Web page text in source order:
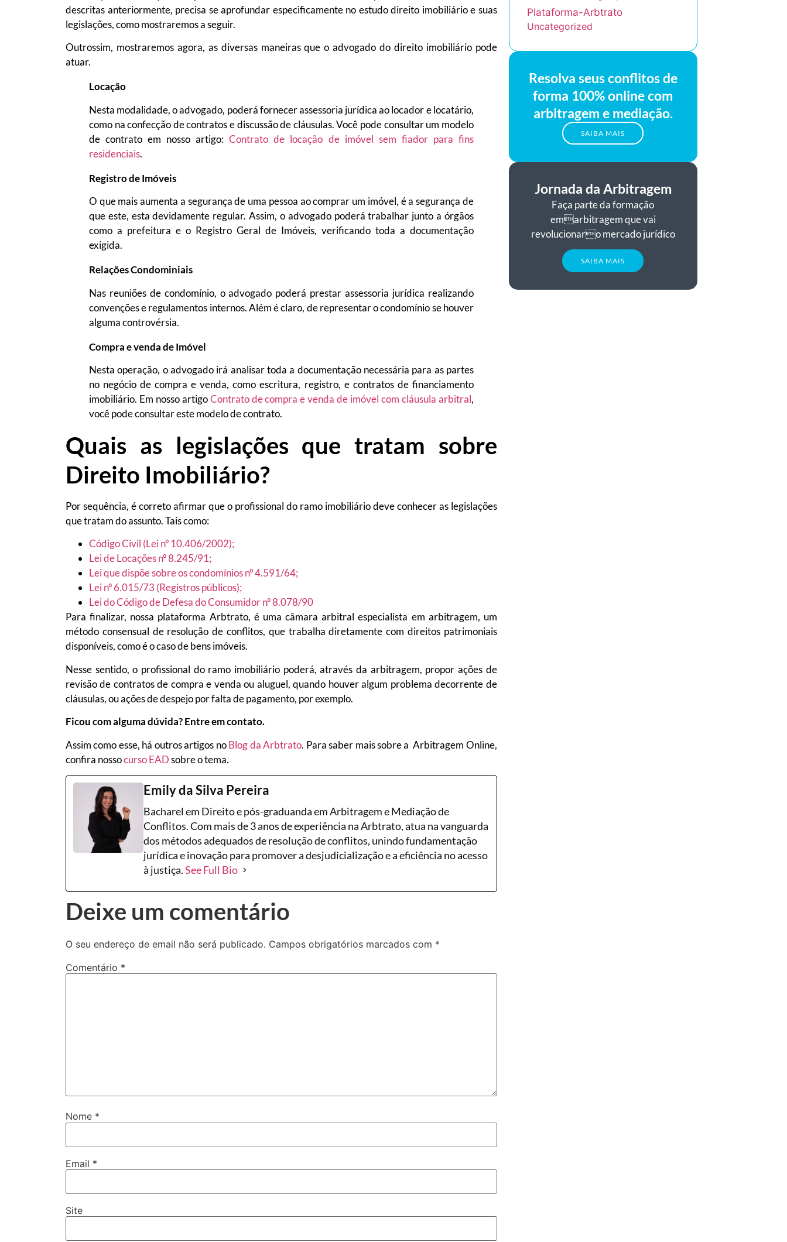
descritas anteriormente, precisa se aprofundar especificamente no estudo direito imobiliário e suas
legislações, como mostraremos a seguir.
Outrossim, mostraremos agora, as diversas maneiras que o advogado do direito imobiliário pode
atuar.
Locação
Nesta modalidade, o advogado, poderá fornecer assessoria jurídica ao locador e locatário,
como na confecção de contratos e discussão de cláusulas. Você pode consultar um modelo
de contrato em nosso artigo:Contrato de locação de imóvel sem fiador para fins
residenciais.
Registro de Imóveis
O que mais aumenta a segurança de uma pessoa ao comprar um imóvel, é a segurança de
que este, esta devidamente regular. Assim, o advogado poderá trabalhar junto a órgãos
como a prefeitura e o Registro Geral de Imóveis, verificando toda a documentação
exigida.
Relações Condominiais
Nas reuniões de condomínio, o advogado poderá prestar assessoria jurídica realizando
convenções e regulamentos internos. Além é claro, de representar o condomínio se houver
alguma controvérsia.
Compra e venda de Imóvel
Nesta operação, o advogado irá analisar toda a documentação necessária para as partes
no negócio de compra e venda, como escritura, registro, e contratos de financiamento
imobiliário. Em nosso artigoContrato de compra e venda de imóvel com cláusula arbitral,
você pode consultar este modelo de contrato.
Quais as legislações que tratam sobre
Direito Imobiliário?
Por sequência, é correto afirmar que o profissional do ramo imobiliário deve conhecer as legislações
que tratam do assunto. Tais como:
Código Civil (Lei nº 10.406/2002);
Lei de Locações nº 8.245/91;
Lei que dispõe sobre os condomínios nº 4.591/64;
Lei nº 6.015/73 (Registros públicos);
Lei do Código de Defesa do Consumidor nº 8.078/90
Para finalizar, nossa plataforma Arbtrato, é uma câmara arbitral especialista em arbitragem, um
método consensual de resolução de conflitos, que trabalha diretamente com direitos patrimoniais
disponíveis, como é o caso de bens imóveis.
Nesse sentido, o profissional do ramo imobiliário poderá, através da arbitragem, propor ações de
revisão de contratos de compra e venda ou aluguel, quando houver algum problema decorrente de
cláusulas, ou ações de despejo por falta de pagamento, por exemplo.
Ficou com alguma dúvida? Entre em contato.
Assim como esse, há outros artigos noBlog da Arbtrato. Para saber mais sobre a Arbitragem Online,
confira nossocurso EADsobre o tema.
Emily da Silva Pereira
Bacharel em Direito e pós-graduanda em Arbitragem e Mediação de
Conflitos. Com mais de 3 anos de experiência na Arbtrato, atua na vanguarda
dos métodos adequados de resolução de conflitos, unindo fundamentação
jurídica e inovação para promover a desjudicialização e a eficiência no acesso
à justiça.See Full Bio
Deixe um comentário
O seu endereço de email não será publicado. Campos obrigatórios marcados com *
Comentário *
Nome *
Email *
Site
Plataforma-Arbtrato
Uncategorized
Resolva seus conflitos de
forma 100% online com
arbitragem e mediação.
SAIBA MAIS
Jornada da Arbitragem
Faça parte da formação
emarbitragem que vai
revolucionaro mercado jurídico
SAIBA MAIS